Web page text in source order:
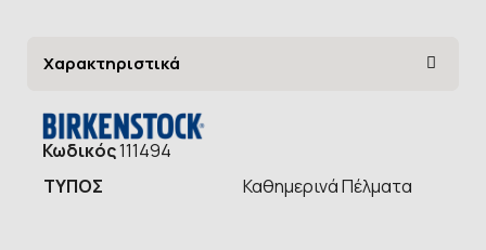
Χαρακτηριστικά
Κωδικός111494
ΤΥΠOΣ
Καθημερινά Πέλματα